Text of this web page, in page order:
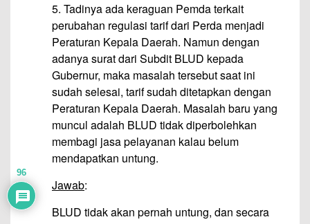
5. Tadinya ada keraguan Pemda terkait
perubahan regulasi tarif dari Perda menjadi
Peraturan Kepala Daerah. Namun dengan
adanya surat dari Subdit BLUD kepada
Gubernur, maka masalah tersebut saat ini
sudah selesai, tarif sudah ditetapkan dengan
Peraturan Kepala Daerah. Masalah baru yang
muncul adalah BLUD tidak diperbolehkan
membagi jasa pelayanan kalau belum
mendapatkan untung.
Jawab:
BLUD tidak akan pernah untung, dan secara
96